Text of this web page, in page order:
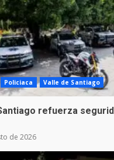
Policiaca Valle de Santiago
refuerza
de 2026